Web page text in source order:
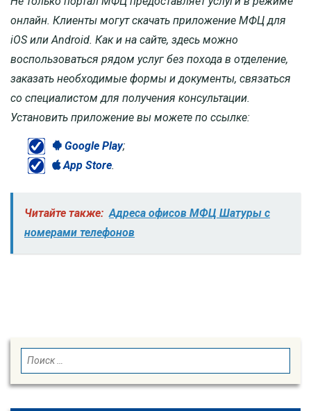
онлайн. Клиенты могут скачать приложение МФЦ для
iOS или Android. Как и на сайте, здесь можно
воспользоваться рядом услуг без похода в отделение,
заказать необходимые формы и документы, связаться
со специалистом для получения консультации.
Установить приложение вы можете по ссылке:
Google Play;
App Store.
Читайте также: Адреса офисов МФЦ Шатуры с
номерами телефонов
Search
for:
SEARCH